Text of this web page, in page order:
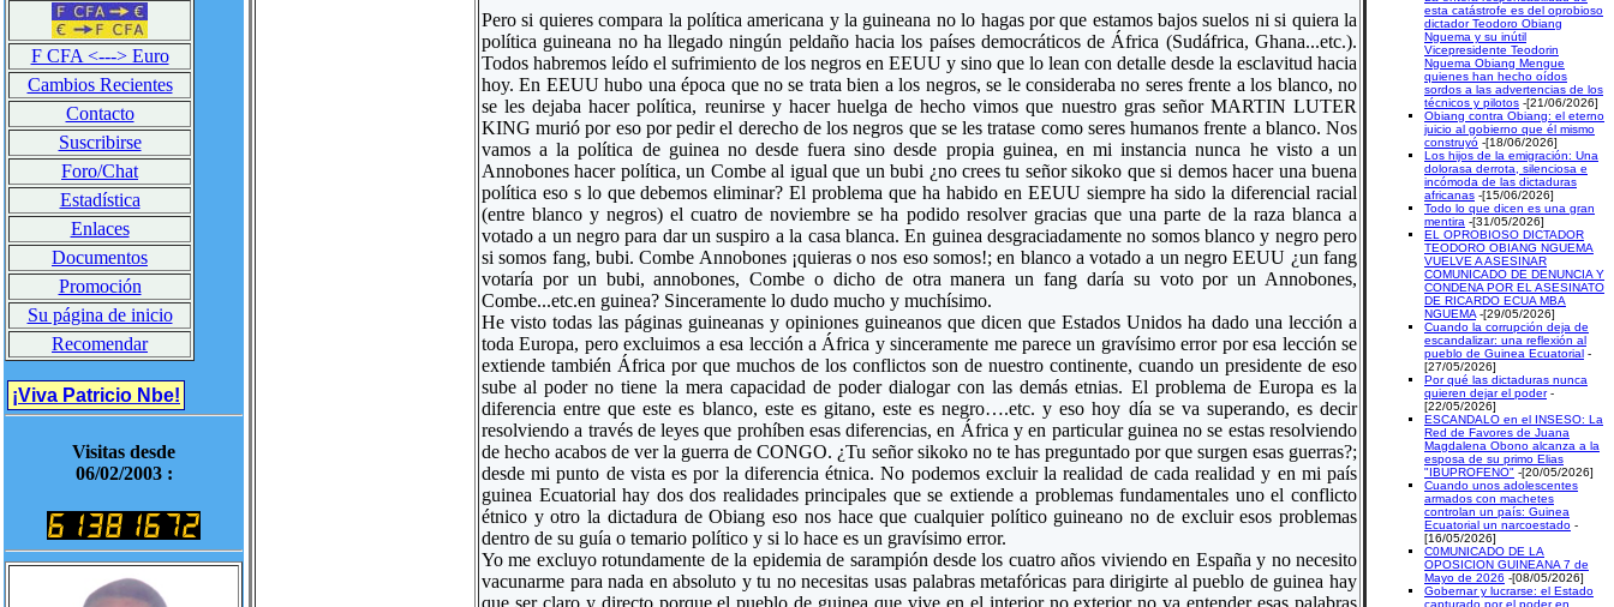
F CFA <---> Euro
Cambios Recientes
Contacto
Suscribirse
Foro/Chat
Estadística
Enlaces
Documentos
Promoción
Su página de inicio
Recomendar
¡Viva Patricio Nbe!
Visitas desde
06/02/2003 :
Pero si quieres compara la política americana y la guineana no lo hagas por que estamos bajos suelos ni si quiera la
política guineana no ha llegado ningún peldaño hacia los países democráticos de África (Sudáfrica, Ghana...etc.).
Todos habremos leído el sufrimiento de los negros en EEUU y sino que lo lean con detalle desde la esclavitud hacia
hoy. En EEUU hubo una época que no se trata bien a los negros, se le consideraba no seres frente a los blanco, no
se les dejaba hacer política, reunirse y hacer huelga de hecho vimos que nuestro gras señor MARTIN LUTER
KING murió por eso por pedir el derecho de los negros que se les tratase como seres humanos frente a blanco. Nos
vamos a la política de guinea no desde fuera sino desde propia guinea, en mi instancia nunca he visto a un
Annobones hacer política, un Combe al igual que un bubi ¿no crees tu señor sikoko que si demos hacer una buena
política eso s lo que debemos eliminar? El problema que ha habido en EEUU siempre ha sido la diferencial racial
(entre blanco y negros) el cuatro de noviembre se ha podido resolver gracias que una parte de la raza blanca a
votado a un negro para dar un suspiro a la casa blanca. En guinea desgraciadamente no somos blanco y negro pero
si somos fang, bubi. Combe Annobones ¡quieras o nos eso somos!; en blanco a votado a un negro EEUU ¿un fang
votaría por un bubi, annobones, Combe o dicho de otra manera un fang daría su voto por un Annobones,
Combe...etc.en guinea? Sinceramente lo dudo mucho y muchísimo.
He visto todas las páginas guineanas y opiniones guineanos que dicen que Estados Unidos ha dado una lección a
toda Europa, pero excluimos a esa lección a África y sinceramente me parece un gravísimo error por esa lección se
extiende también África por que muchos de los conflictos son de nuestro continente, cuando un presidente de eso
sube al poder no tiene la mera capacidad de poder dialogar con las demás etnias. El problema de Europa es la
diferencia entre que este es blanco, este es gitano, este es negro….etc. y eso hoy día se va superando, es decir
resolviendo a través de leyes que prohíben esas diferencias, en África y en particular guinea no se estas resolviendo
de hecho acabos de ver la guerra de CONGO. ¿Tu señor sikoko no te has preguntado por que surgen esas guerras?;
desde mi punto de vista es por la diferencia étnica. No podemos excluir la realidad de cada realidad y en mi país
guinea Ecuatorial hay dos dos realidades principales que se extiende a problemas fundamentales uno el conflicto
étnico y otro la dictadura de Obiang eso nos hace que cualquier político guineano no de excluir esos problemas
dentro de su guía o temario político y si lo hace es un gravísimo error.
Yo me excluyo rotundamente de la epidemia de sarampión desde los cuatro años viviendo en España y no necesito
vacunarme para nada en absoluto y tu no necesitas usas palabras metafóricas para dirigirte al pueblo de guinea hay
que ser claro y directo porque el pueblo de guinea que vive en el interior no exterior no va entender esas palabras
esta catástrofe es del oprobioso
dictador Teodoro Obiang
Nguema y su inútil
Vicepresidente Teodorin
Nguema Obiang Mengue
quienes han hecho oídos
sordos a las advertencias de los
técnicos y pilotos -[21/06/2026]
Obiang contra Obiang: el eterno
juicio al gobierno que él mismo
construyó -[18/06/2026]
Los hijos de la emigración: Una
dolorasa derrota, silenciosa e
incómoda de las dictaduras
africanas -[15/06/2026]
Todo lo que dicen es una gran
mentira -[31/05/2026]
EL OPROBIOSO DICTADOR
TEODORO OBIANG NGUEMA
VUELVE A ASESINAR
COMUNICADO DE DENUNCIA Y
CONDENA POR EL ASESINATO
DE RICARDO ECUA MBA
NGUEMA -[29/05/2026]
Cuando la corrupción deja de
escandalizar: una reflexión al
pueblo de Guinea Ecuatorial -
[27/05/2026]
Por qué las dictaduras nunca
quieren dejar el poder -
[22/05/2026]
ESCANDALO en el INSESO: La
Red de Favores de Juana
Magdalena Obono alcanza a la
esposa de su primo Elias
"IBUPROFENO" -[20/05/2026]
Cuando unos adolescentes
armados con machetes
controlan un país: Guinea
Ecuatorial un narcoestado -
[16/05/2026]
C0MUNICADO DE LA
OPOSICION GUINEANA 7 de
Mayo de 2026 -[08/05/2026]
Gobernar y lucrarse: el Estado
capturado por el poder en